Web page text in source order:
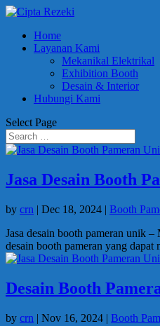
Home
Layanan Kami
Mekanikal Elektrikal
Exhibition Booth
Desain & Interior
Hubungi Kami
Select Page
Jasa Desain Booth
by crn | Dec 18, 2024 | Booth
Jasa desain booth pameran unik
desain booth pameran yang dapat
Desain Booth
by crn | Nov 16, 2024 | Booth